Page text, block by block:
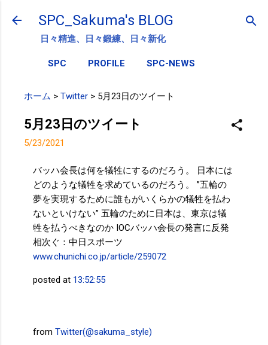
スキップしてメイン コンテンツに移動
SPC_Sakuma's BLOG
日々精進、日々鍛練、日々新化
SPC PROFILE SPC-NEWS
ホーム > Twitter > 5月23日のツイート
5月23日のツイート
5/23/2021
バッハ会長は何を犠牲にするのだろう。 日本には
どのような犠牲を求めているのだろう。 ”五輪の
夢を実現するために誰もがいくらかの犠牲を払わ
ないといけない” 五輪のために日本は、東京は犠
牲を払うべきなのか IOCバッハ会長の発言に反発
相次ぐ：中日スポーツ
www.chunichi.co.jp/article/259072
posted at 13:52:55
from Twitter(@sakuma_style)